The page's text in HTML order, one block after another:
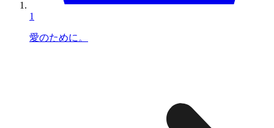
1
愛のために。